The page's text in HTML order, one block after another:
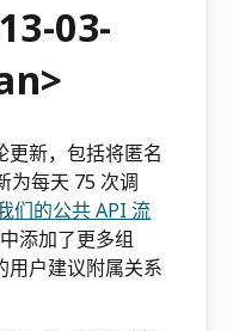
03-
更新，包括将匿名
为每天 75 次调
们的公共 API 流
添加了更多组
用户建议附属关系